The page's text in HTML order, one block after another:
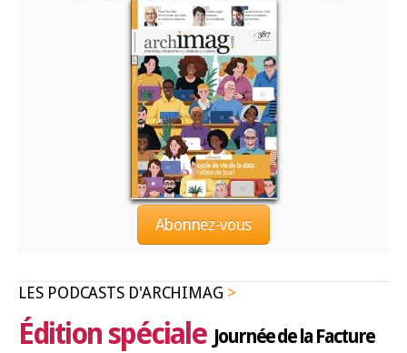
Abonnez-vous
LES PODCASTS D'ARCHIMAG
Édition spéciale Journée de la Facture